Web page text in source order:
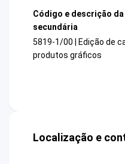
Código e descrição
secundária
5819-1/00 | Edição de
produtos gráficos
Localização e